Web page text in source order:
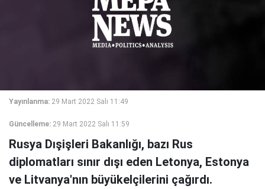
Yayınlanma: 29 Mart 2022 Salı 11:49
Güncelleme: 29 Mart 2022 Salı 11:59
Rusya Dışişleri Bakanlığı, bazı Rus
diplomatları sınır dışı eden Letonya, Estonya
ve Litvanya'nın büyükelçilerini çağırdı.